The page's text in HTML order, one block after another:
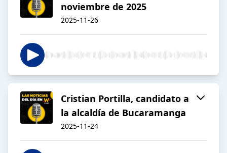
noviembre de 2025
2025-11-26
Cristian Portilla, candidato a
la alcaldía de Bucaramanga
2025-11-24